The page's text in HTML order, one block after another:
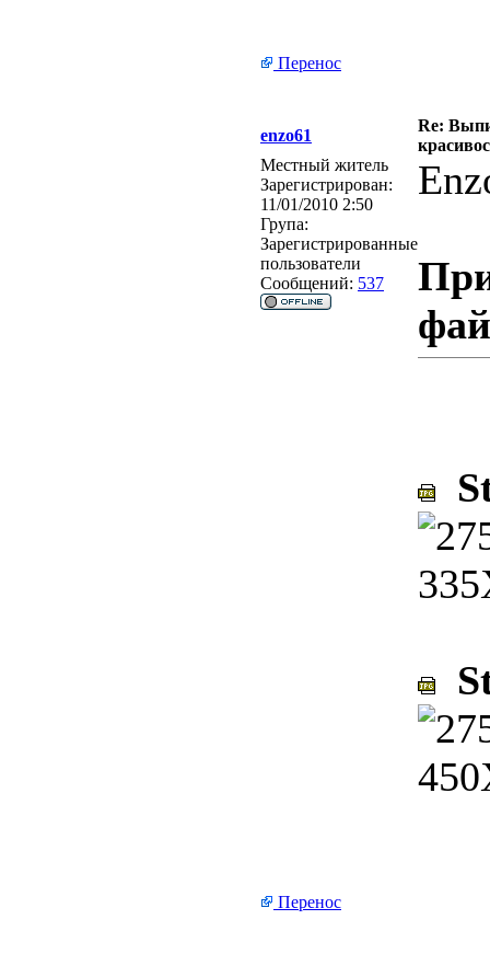
Перенос
enzo61
Re:
Местный житель
Зарегистрирован:
11/01/2010 2:50
Група:
Зарегистрированные
пользователи
Сообщений: 537
Перенос